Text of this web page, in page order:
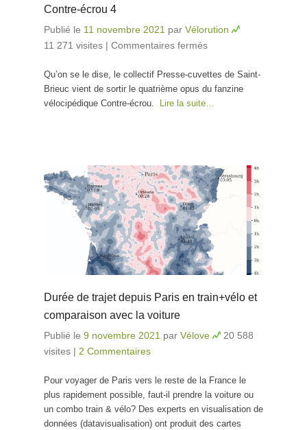
Contre-écrou 4
Publié le 11 novembre 2021 par Vélorution
11 271 visites | Commentaires fermés
Qu’on se le dise, le collectif Presse-cuvettes de Saint-
Brieuc vient de sortir le quatrième opus du fanzine
vélocipédique Contre-écrou. Lire la suite…
Durée de trajet depuis Paris en train+vélo et
comparaison avec la voiture
Publié le 9 novembre 2021 par Vélove
20 588
visites | 2 Commentaires
Pour voyager de Paris vers le reste de la France le
plus rapidement possible, faut-il prendre la voiture ou
un combo train & vélo? Des experts en visualisation de
données (datavisualisation) ont produit des cartes